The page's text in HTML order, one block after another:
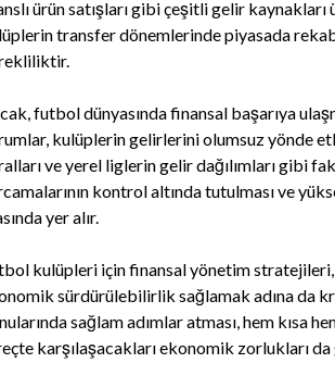
ürün satışları gibi çeşitli gelir
transfer dönemlerinde piyasada
futbol dünyasında finansal başarıya
kulüplerin gelirlerini olumsuz yönde
ve yerel liglerin gelir dağılımları gibi
kontrol altında tutulması ve
yer alır.
kulüpleri için finansal yönetim stratejileri,
sürdürülebilirlik sağlamak adına da
sağlam adımlar atması, hem kısa
karşılaşacakları ekonomik zorlukları